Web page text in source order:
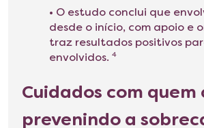
• O estudo conclui que
desde o início, com apoio e
traz resultados positivos
envolvidos. 4
Cuidados com quem
prevenindo a